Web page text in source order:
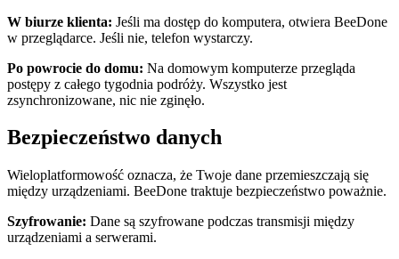
W biurze klienta: Jeśli ma dostęp do komputera, otwiera BeeDone
w przeglądarce. Jeśli nie, telefon wystarczy.
Po powrocie do domu: Na domowym komputerze przegląda
postępy z całego tygodnia podróży. Wszystko jest
zsynchronizowane, nic nie zginęło.
Bezpieczeństwo danych
Wieloplatformowość oznacza, że Twoje dane przemieszczają się
między urządzeniami. BeeDone traktuje bezpieczeństwo poważnie.
Szyfrowanie: Dane są szyfrowane podczas transmisji między
urządzeniami a serwerami.